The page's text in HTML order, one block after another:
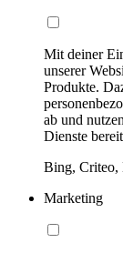
Mit deiner
unserer
Produkte.
ab und
Dienste
Bing, Criteo,
Marketing